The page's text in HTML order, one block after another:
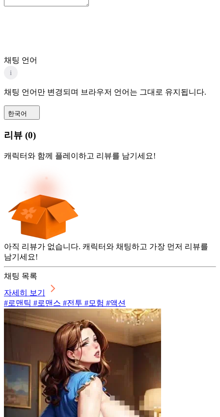
채팅 언어
i
채팅 언어만 변경되며 브라우저 언어는 그대로 유지됩니다.
한국어
리뷰 (0)
캐릭터와 함께 플레이하고 리뷰를 남기세요!
아직 리뷰가 없습니다. 캐릭터와 채팅하고 가장 먼저 리뷰를
남기세요!
채팅 목록
자세히 보기
#로맨틱 #로맨스 #전투 #모험 #액션